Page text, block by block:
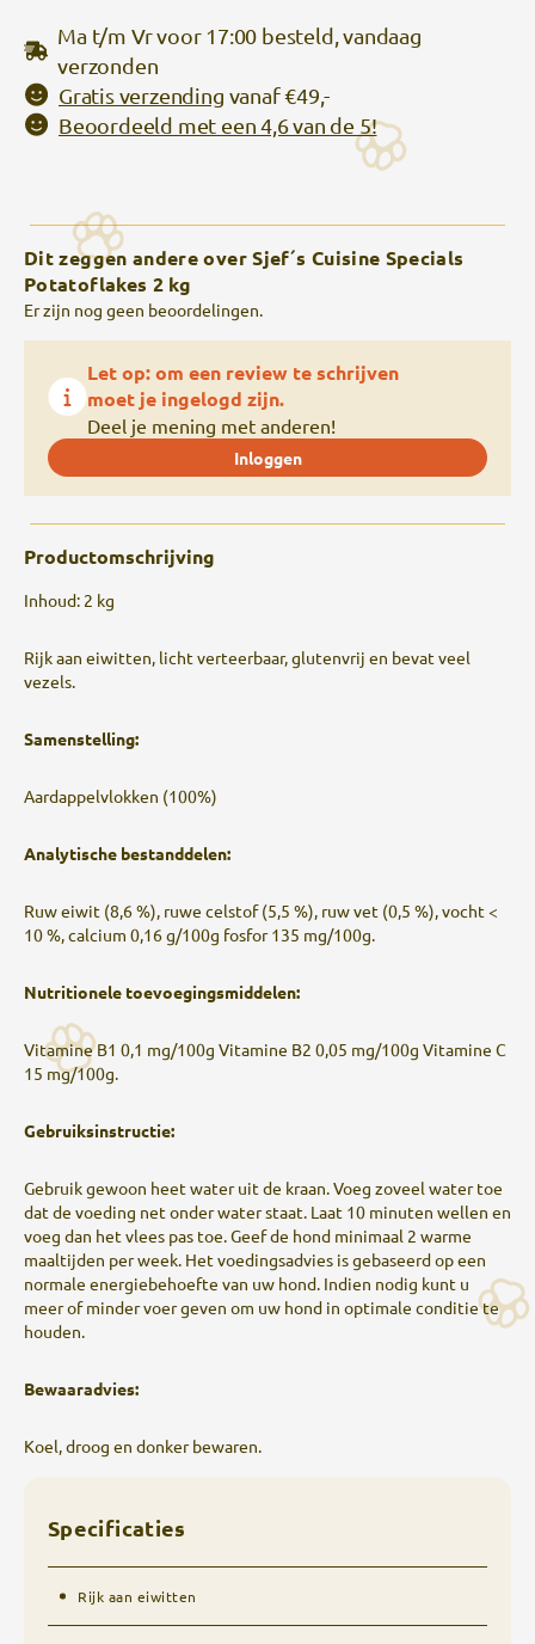
Ma t/m Vr voor 17:00 besteld, vandaag
verzonden
Gratis verzending vanaf €49,-
Beoordeeld met een 4,6 van de 5!
Dit zeggen andere over Sjef´s Cuisine Specials
Potatoflakes 2 kg
Er zijn nog geen beoordelingen.
Let op: om een review te schrijven
moet je ingelogd zijn.
Deel je mening met anderen!
Inloggen
Productomschrijving
Inhoud: 2 kg
Rijk aan eiwitten, licht verteerbaar, glutenvrij en bevat veel
vezels.
Samenstelling:
Aardappelvlokken (100%)
Analytische bestanddelen:
Ruw eiwit (8,6 %), ruwe celstof (5,5 %), ruw vet (0,5 %), vocht <
10 %, calcium 0,16 g/100g fosfor 135 mg/100g.
Nutritionele toevoegingsmiddelen:
Vitamine B1 0,1 mg/100g Vitamine B2 0,05 mg/100g Vitamine C
15 mg/100g.
Gebruiksinstructie:
Gebruik gewoon heet water uit de kraan. Voeg zoveel water toe
dat de voeding net onder water staat. Laat 10 minuten wellen en
voeg dan het vlees pas toe. Geef de hond minimaal 2 warme
maaltijden per week. Het voedingsadvies is gebaseerd op een
normale energiebehoefte van uw hond. Indien nodig kunt u
meer of minder voer geven om uw hond in optimale conditie te
houden.
Bewaaradvies:
Koel, droog en donker bewaren.
Specificaties
Rijk aan eiwitten